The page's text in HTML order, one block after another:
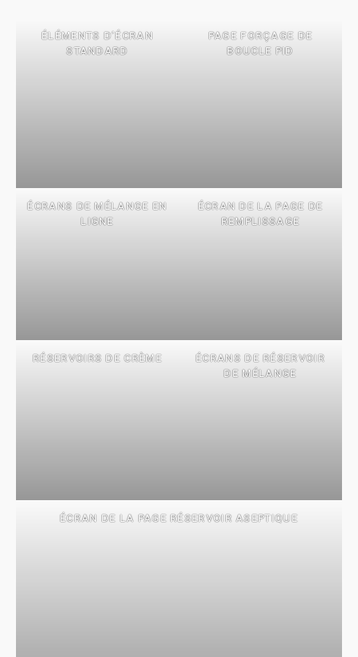
ÉLÉMENTS D’ÉCRAN
STANDARD
PAGE FORÇAGE DE
BOUCLE PID
ÉCRANS DE MÉLANGE EN
LIGNE
ÉCRAN DE LA PAGE DE
REMPLISSAGE
RÉSERVOIRS DE CRÈME
ÉCRANS DE RÉSERVOIR
DE MÉLANGE
ÉCRAN DE LA PAGE RÉSERVOIR ASEPTIQUE